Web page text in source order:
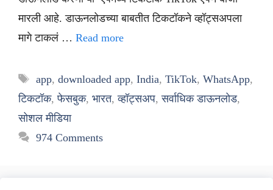
मारली आहे. डाऊनलोडच्या बाबतीत टिकटॉकने व्हॉट्सअपला
मागे टाकलं … Read more
Tags
app, downloaded app, India, TikTok, WhatsApp,
टिकटॉक,फेसबुक, भारत,व्हॉट्सअप,सर्वाधिक डाऊनलोड,
सोशल मीडिया
974 Comments